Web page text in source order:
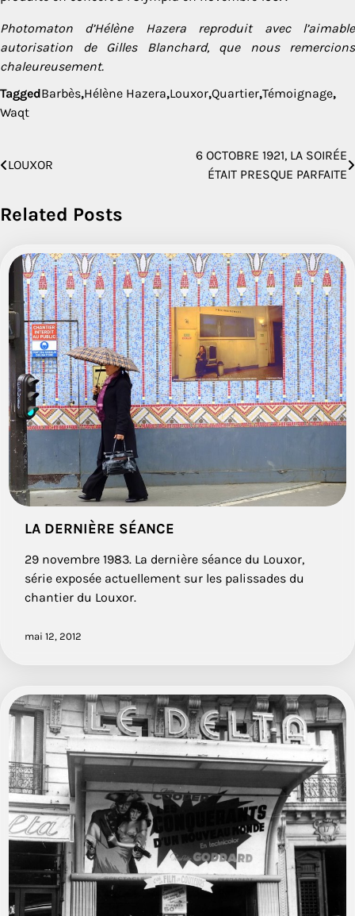
Photomaton d’Hélène Hazera reproduit avec l’aimable
autorisation de Gilles Blanchard, que nous remercions
chaleureusement.
TaggedBarbès,Hélène Hazera,Louxor,Quartier,Témoignage,
Waqt
Navigation
l’article
LOUXOR
6 OCTOBRE 1921, LA SOIRÉE
ÉTAIT PRESQUE PARFAITE
Related Posts
LA DERNIÈRE SÉANCE
29 novembre 1983. La dernière séance du Louxor,
série exposée actuellement sur les palissades du
chantier du Louxor.
mai 12, 2012